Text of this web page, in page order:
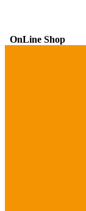
OnLine Shop